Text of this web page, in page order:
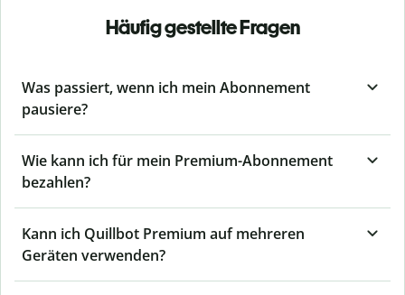
Häufig gestellte Fragen
Was passiert, wenn ich mein Abonnement
pausiere?
Wie kann ich für mein Premium-Abonnement
bezahlen?
Kann ich Quillbot Premium auf mehreren
Geräten verwenden?